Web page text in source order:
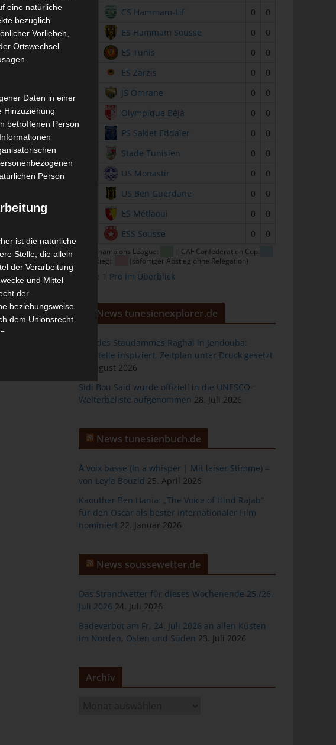
und
es eine
und
auf
das Tr
CS Hammam-Lif 0
0
ES Hammam Sousse 0
0
ES Tunis 0
0
ES Zarzis 0
0
JS Omrane 0
0
Olympique Béjà 0
0
PS Sakiet Eddaïer 0
0
Stade Tunisien 0
0
US Monastir 0
0
US Ben Guerdane 0
0
ES Métlaoui 0
0
ESS Sousse 0 0
CAF Champions League:
| CAF Confederation Cup:
| Abstieg::
(sofortiger Abstieg ohne Relegation)
Ligue 1 Pro im Überblick
News tunesienexplorer.de
Bau des Staudammes Raghai in Jendouba:
Baustelle inspiziert, Zeitplan unter Druck gesetzt
2. August 2026
Sidi Bou Said wurde offiziell in die UNESCO-
Welterbeliste aufgenommen 28. Juli 2026
News tunesienbuch.de
À voix basse (In a whisper | Mit leiser Stimme) –
von Leyla Bouzid 25. April 2026
Kaouther Ben Hania: „The Voice of Hind Rajab“
für den Oscar als bester internationaler Film
nominiert 22. Januar 2026
News soussewetter.de
Das Strandwetter für dieses Wochenende 25./26.
Juli 2026 24. Juli 2026
Badeverbot am Fr, 24. Juli 2026 an allen Küsten
im Norden, Osten und Süden 23. Juli 2026
Archiv
eine natürliche
bezüglich
Vorlieben,
Ortswechsel
Daten in einer
Hinzuziehung
betroffenen Person
Person
ist die natürliche
Stelle, die allein
der Verarbeitung
und Mittel
der
beziehungsweise
dem Unionsrecht
im Auftrag des
für den bestimmten